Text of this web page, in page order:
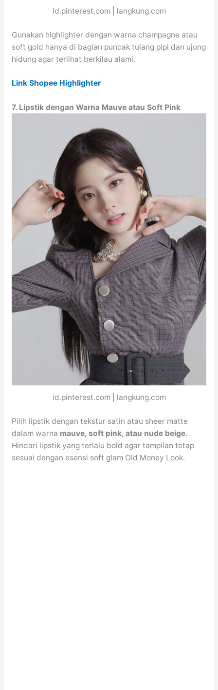
id.pinterest.com | langkung.com
Gunakan highlighter dengan warna champagne atau
soft gold hanya di bagian puncak tulang pipi dan ujung
hidung agar terlihat berkilau alami.
Link Shopee Highlighter
7. Lipstik dengan Warna Mauve atau Soft Pink
id.pinterest.com | langkung.com
Pilih lipstik dengan tekstur satin atau sheer matte
dalam warna mauve, soft pink, atau nude beige.
Hindari lipstik yang terlalu bold agar tampilan tetap
sesuai dengan esensi soft glam Old Money Look.